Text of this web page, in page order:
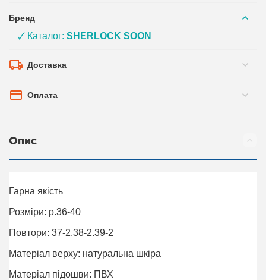
Бренд
🗸 Каталог:SHERLOCK SOON
Доставка
Оплата
Опис
Гарна якість
Розміри: р.36-40
Повтори: 37-2.38-2.39-2
Матеріал верху: натуральна шкіра
Матеріал підошви: ПВХ